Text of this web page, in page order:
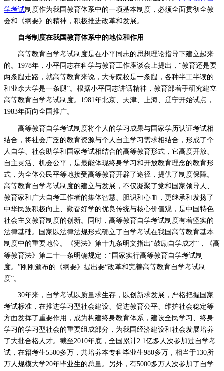
学考试制度作为我国教育体系中的一项基本制度，必须全面贯彻全教
会和《纲要》的精神，积极推进改革和发展。
自考制度在我国教育体系中的地位和作用
高等教育自学考试制度是在小平同志的思想理论指导下建立起来
的。1978年，小平同志在科学与教育工作座谈会上提出，“教育还是要
两条腿走路，就高等教育来说，大专院校是一条腿，各种半工半读的
和业余大学是一条腿”。根据小平同志讲话精神，教育部着手研究建立
高等教育自学考试制度。1981年北京、天津、上海、辽宁开始试点，
1983年面向全国推广。
高等教育自学考试制度将个人的学习成果与国家学历认证考试相
结合，将社会广泛的教育资源与个人自主学习需求相结合，形成了个
人自学、社会助学和国家考试相结合的高等教育形式，它高度开放、
自主灵活、机会公平，是最能体现终身学习和开放教育理念的教育形
式，为全体公民平等地接受高等教育开辟了途径，提供了制度保障。
高等教育自学考试制度的建立与发展，不仅凝聚了党和国家领导人、
教育家和广大自考工作者的集体智慧、胆识和心血，更继承和发扬了
中华民族积极向上、勤奋好学的优良传统与核心价值观，是中国特色
社会主义教育制度的创新。同时，高等教育自学考试制度有着坚实的
法律基础。国家以法律法规形式确立了自学考试在我国高等教育基本
制度中的重要地位。《宪法》第十九条明文指出“鼓励自学成才”，《高
等教育法》第二十一条明确规定：“国家实行高等教育自学考试制
度。”刚刚颁布的《纲要》提出要“改革和完善高等教育自学考试制
度”。
30年来，自学考试以质量求生存，以创新求发展，严格把握国家
考试标准，在推进学习型社会建设、促进教育公平、维护社会稳定等
方面发挥了重要作用，成为构建终身教育体系，建设全民学习、终身
学习的学习型社会的重要组成部分，为我国经济建设和社会发展培养
了大批合格人才。截至2010年底，全国累计2.1亿多人次参加过自学考
试，在籍考生5500多万，共培养本专科毕业生980多万，相当于130所
万人规模大学20年毕业生的总量。另外，有5000多万人次参加了自学